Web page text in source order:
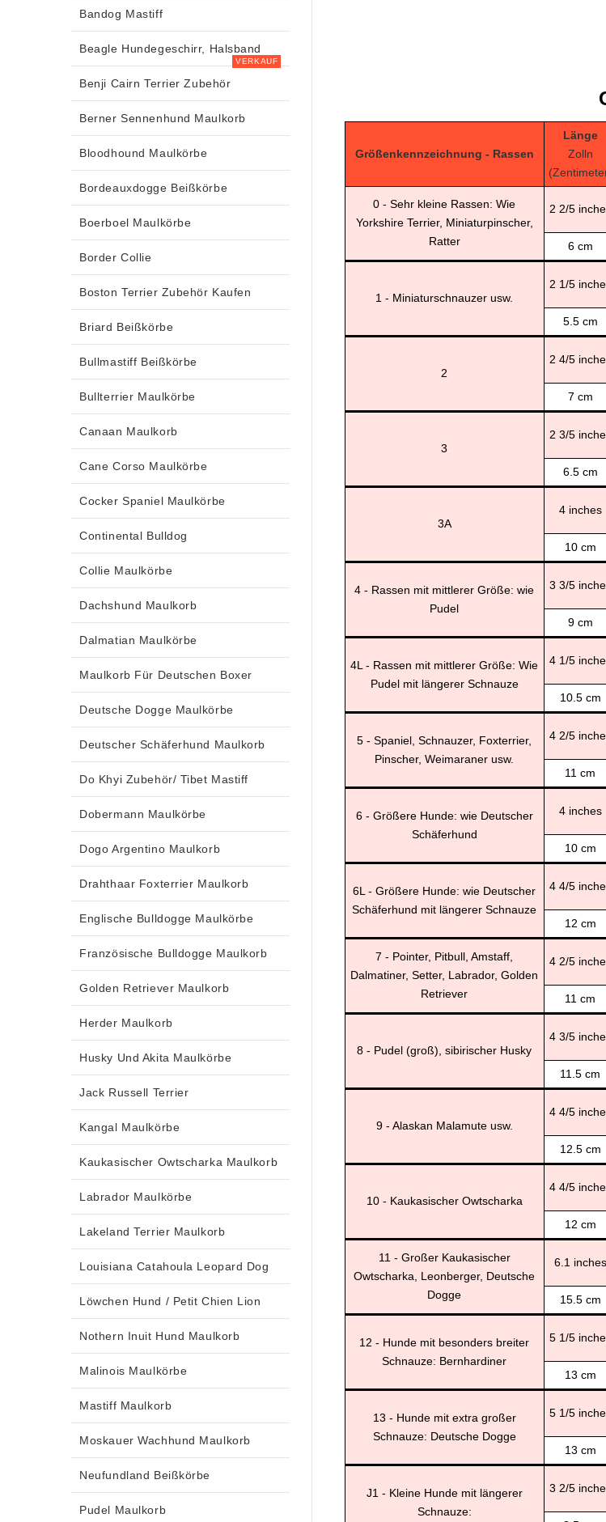
Größenkennzeichnung - Rassen
Länge
Zolln
0 - Sehr kleine Rassen: Wie
Yorkshire Terrier, Miniaturpinscher,
Ratter
2 2/5
6 cm
1 - Miniaturschnauzer usw.
2 1/5
5.5 cm
2
2 4/5
7 cm
3
2 3/5
6.5 cm
3A
4 inches
10 cm
4 - Rassen mit mittlerer Größe: wie
Pudel
3 3/5
9 cm
4L - Rassen mit mittlerer Größe: Wie
Pudel mit längerer Schnauze
4 1/5
10.5 cm
5 - Spaniel, Schnauzer, Foxterrier,
Pinscher, Weimaraner usw.
4 2/5
11 cm
6 - Größere Hunde: wie Deutscher
Schäferhund
4 inches
10 cm
6L - Größere Hunde: wie Deutscher
Schäferhund mit längerer Schnauze
4 4/5
12 cm
7 - Pointer, Pitbull, Amstaff,
Dalmatiner, Setter, Labrador, Golden
Retriever
4 2/5
11 cm
8 - Pudel (groß), sibirischer Husky
4 3/5
11.5 cm
9 - Alaskan Malamute usw.
4 4/5
12.5 cm
10 - Kaukasischer Owtscharka
4 4/5
12 cm
11 - Großer Kaukasischer
Owtscharka, Leonberger, Deutsche
Dogge
6.1 inches
15.5 cm
12 - Hunde mit besonders breiter
Schnauze: Bernhardiner
5 1/5
13 cm
13 - Hunde mit extra großer
Schnauze: Deutsche Dogge
5 1/5
13 cm
J1 - Kleine Hunde mit längerer
Schnauze:
3 2/5
Bandog Mastiff
Beagle Hundegeschirr, Halsband
VERKAUF
Benji Cairn Terrier Zubehör
Berner Sennenhund Maulkorb
Bloodhound Maulkörbe
Bordeauxdogge Beißkörbe
Boerboel Maulkörbe
Border Collie
Boston Terrier Zubehör Kaufen
Briard Beißkörbe
Bullmastiff Beißkörbe
Bullterrier Maulkörbe
Canaan Maulkorb
Cane Corso Maulkörbe
Cocker Spaniel Maulkörbe
Continental Bulldog
Collie Maulkörbe
Dachshund Maulkorb
Dalmatian Maulkörbe
Maulkorb Für Deutschen Boxer
Deutsche Dogge Maulkörbe
Deutscher Schäferhund Maulkorb
Do Khyi Zubehör/ Tibet Mastiff
Dobermann Maulkörbe
Dogo Argentino Maulkorb
Drahthaar Foxterrier Maulkorb
Englische Bulldogge Maulkörbe
Französische Bulldogge Maulkorb
Golden Retriever Maulkorb
Herder Maulkorb
Husky Und Akita Maulkörbe
Jack Russell Terrier
Kangal Maulkörbe
Kaukasischer Owtscharka Maulkorb
Labrador Maulkörbe
Lakeland Terrier Maulkorb
Louisiana Catahoula Leopard Dog
Löwchen Hund / Petit Chien Lion
Nothern Inuit Hund Maulkorb
Malinois Maulkörbe
Mastiff Maulkorb
Moskauer Wachhund Maulkorb
Neufundland Beißkörbe
Pudel Maulkorb